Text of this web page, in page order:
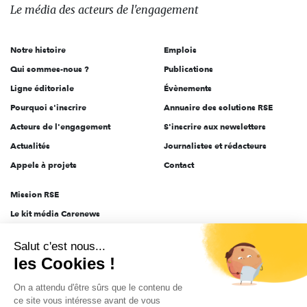
des
l'engagement
Le média des acteurs de l'engagement
Notre histoire
Qui sommes-nous ?
Ligne éditoriale
Pourquoi s'inscrire
Acteurs de l'engagement
Actualités
Appels à projets
Emplois
Publications
Évènements
Annuaire des solutions RSE
S'inscrire aux newsletters
Journalistes et rédacteurs
Contact
Mission RSE
Le kit média Carenews
AEF info
Novethic
PRODURABLE
Salut c'est nous...
les Cookies !
On a attendu d'être sûrs que le contenu de
ce site vous intéresse avant de vous